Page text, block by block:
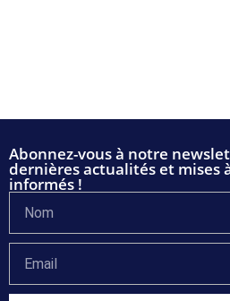
Abonnez-vous à notre
dernières actualités et mises
informés !